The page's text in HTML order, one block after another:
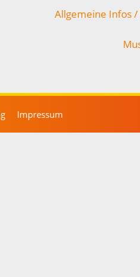
Allgemeine Infos
Impressum